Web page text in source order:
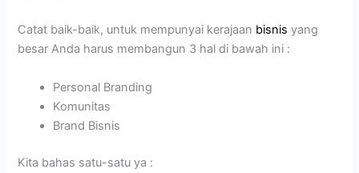
Catat baik-baik, untuk mempunyai kerajaan bisnis yang
besar Anda harus membangun 3 hal di bawah ini :
Personal Branding
Komunitas
Brand Bisnis
Kita bahas satu-satu ya :